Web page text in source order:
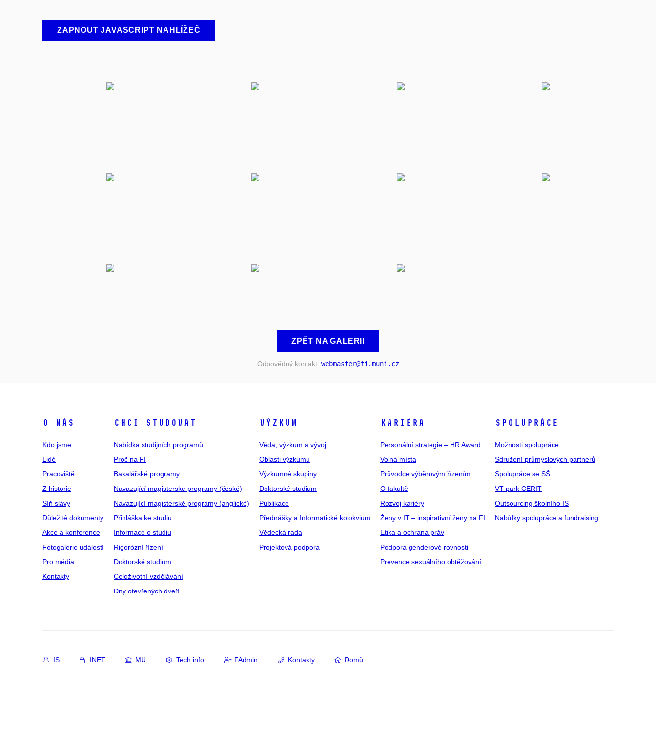
ZAPNOUT JAVASCRIPT NAHLÍŽEČ
ZPĚT NA GALERII
Odpovědný kontakt: webmaster@fi .muni .cz
O NÁS
Kdo jsme
Lidé
Pracoviště
Z historie
Síň slávy
Důležité dokumenty
Akce a konference
Fotogalerie událostí
Pro média
Kontakty
CHCI STUDOVAT
Nabídka studijních programů
Proč na FI
Bakalářské programy
Navazující magisterské programy (české)
Navazující magisterské programy (anglické)
Přihláška ke studiu
Informace o studiu
Rigorózní řízení
Doktorské studium
Celoživotní vzdělávání
Dny otevřených dveří
VÝZKUM
Věda, výzkum a vývoj
Oblasti výzkumu
Výzkumné skupiny
Doktorské studium
Publikace
Přednášky a Informatické kolokvium
Vědecká rada
Projektová podpora
KARIÉRA
Personální strategie – HR Award
Volná místa
Průvodce výběrovým řízením
O fakultě
Rozvoj kariéry
Ženy v IT – inspirativní ženy na FI
Etika a ochrana práv
Podpora genderové rovnosti
Prevence sexuálního obtěžování
SPOLUPRÁCE
Možnosti spolupráce
Sdružení průmyslových partnerů
Spolupráce se SŠ
VT park CERIT
Outsourcing školního IS
Nabídky spolupráce a fundraising
IS INET MU Tech info FAdmin Kontakty Domů